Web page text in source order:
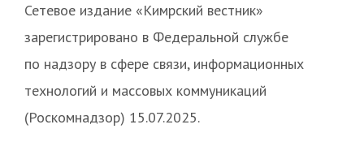
Сетевое издание «Кимрский вестник»
зарегистрировано в Федеральной службе
по надзору в сфере связи, информационных
технологий и массовых коммуникаций
(Роскомнадзор) 15.07.2025.